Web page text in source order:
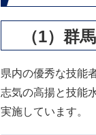
（1）群
県内の優秀な技能
志気の高揚と技能
実施しています。